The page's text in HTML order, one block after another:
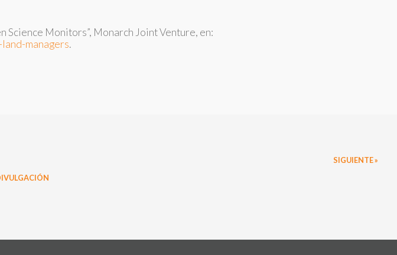
Monitors”, Monarch Joint Venture, en:
managers.
SIGUIENTE »